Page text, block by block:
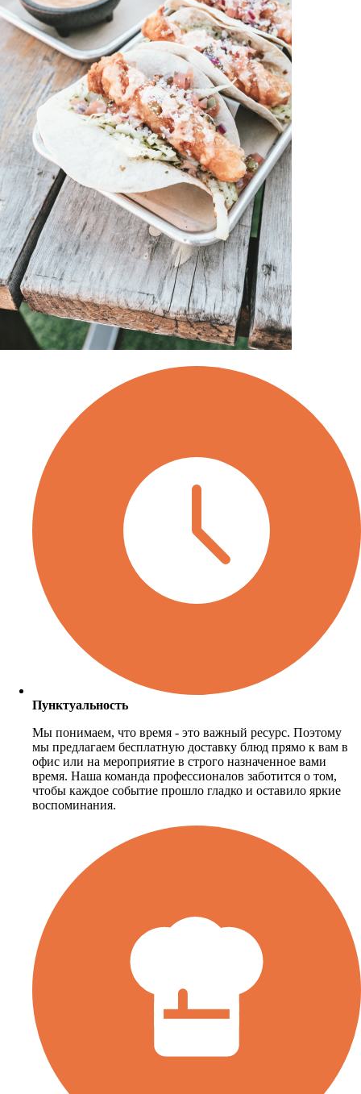
Пунктуальность
Мы понимаем, что время - это важный ресурс. Поэтому
мы предлагаем бесплатную доставку блюд прямо к вам в
офис или на мероприятие в строго назначенное вами
время. Наша команда профессионалов заботится о том,
чтобы каждое событие прошло гладко и оставило яркие
воспоминания.